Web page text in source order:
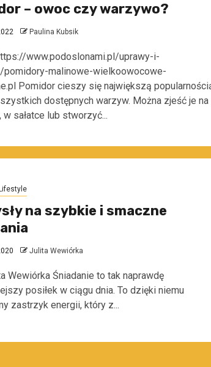
– owoc czy warzywo?
Paulina Kubsik
www.podoslonami.pl/uprawy-i-
pomidory-malinowe-wielkoowocowe-
Pomidor cieszy się największą
dostępnych warzyw. Można zjeść je na
w sałatce lub stworzyć...
Lifestyle
na szybkie i smaczne
Julita Wewiórka
Wewiórka Śniadanie to tak naprawdę
posiłek w ciągu dnia. To dzięki niemu
zastrzyk energii, który z...